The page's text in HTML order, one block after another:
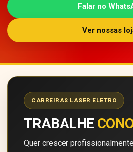
Falar no
Ver nossas
CARREIRAS LASER ELETRO
TRABALHE
Quer crescer